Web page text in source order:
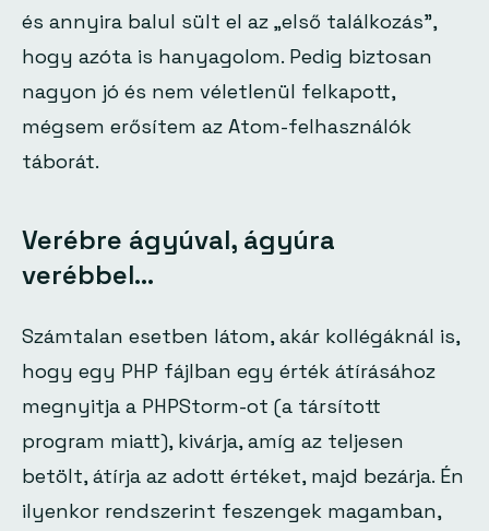
és annyira balul sült el az „első találkozás”,
hogy azóta is hanyagolom. Pedig biztosan
nagyon jó és nem véletlenül felkapott,
mégsem erősítem az Atom-felhasználók
táborát.
Verébre ágyúval, ágyúra
verébbel…
Számtalan esetben látom, akár kollégáknál is,
hogy egy PHP fájlban egy érték átírásához
megnyitja a PHPStorm-ot (a társított
program miatt), kivárja, amíg az teljesen
betölt, átírja az adott értéket, majd bezárja. Én
ilyenkor rendszerint feszengek magamban,